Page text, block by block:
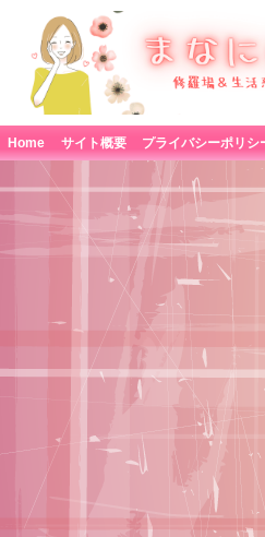
Home サイト概要 プライバシーポリシ